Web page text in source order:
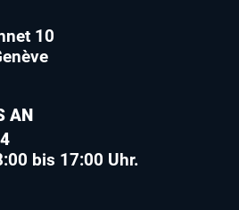
10
AN
bis 17:00 Uhr.